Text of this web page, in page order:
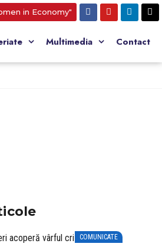
in Economy"
Multimedia Contact
COMUNICATE